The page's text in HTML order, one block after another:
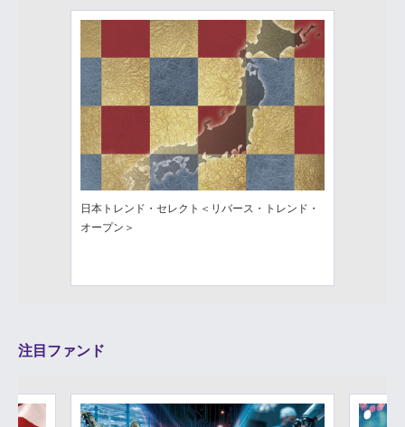
日本トレンド・セレクト＜リバース・トレンド・
オープン＞
注目ファンド